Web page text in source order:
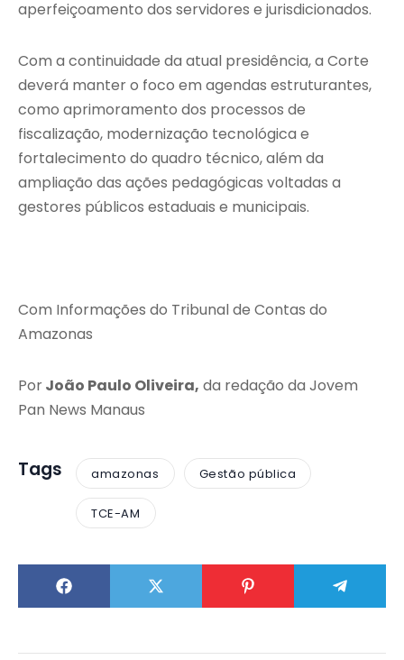
aperfeiçoamento dos servidores e jurisdicionados.
Com a continuidade da atual presidência, a Corte
deverá manter o foco em agendas estruturantes,
como aprimoramento dos processos de
fiscalização, modernização tecnológica e
fortalecimento do quadro técnico, além da
ampliação das ações pedagógicas voltadas a
gestores públicos estaduais e municipais.
Com Informações do Tribunal de Contas do
Amazonas
PorJoão Paulo Oliveira, da redação da Jovem
Pan News Manaus
Tags amazonas Gestão pública
TCE-AM